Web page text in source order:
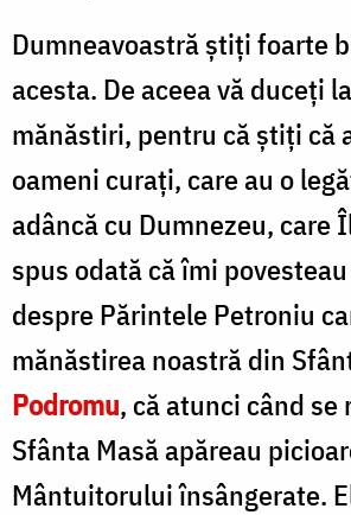
Dumneavoastră știți foarte
acesta. De aceea vă duceți
mănăstiri, pentru că știți că
oameni curați, care au o
adâncă cu Dumnezeu, care
spus odată că îmi
despre Părintele Petroniu
mănăstirea noastră din
Podromu, că atunci când se
Sfânta Masă apăreau
Mântuitorului însângerate.